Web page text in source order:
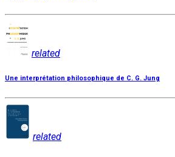
related
Une interprétation philosophique de C. G. Jung
related